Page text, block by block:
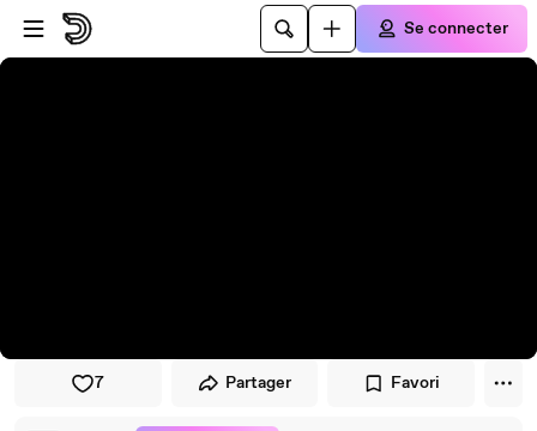
Passer au player
Passer au contenu principal
Se connecter
7 Partager Favori